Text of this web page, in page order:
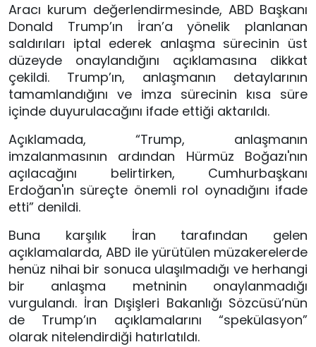
Aracı kurum değerlendirmesinde, ABD Başkanı
Donald Trump’ın İran’a yönelik planlanan
saldırıları iptal ederek anlaşma sürecinin üst
düzeyde onaylandığını açıklamasına dikkat
çekildi. Trump’ın, anlaşmanın detaylarının
tamamlandığını ve imza sürecinin kısa süre
içinde duyurulacağını ifade ettiği aktarıldı.
Açıklamada, “Trump, anlaşmanın
imzalanmasının ardından Hürmüz Boğazı'nın
açılacağını belirtirken, Cumhurbaşkanı
Erdoğan'ın süreçte önemli rol oynadığını ifade
etti” denildi.
Buna karşılık İran tarafından gelen
açıklamalarda, ABD ile yürütülen müzakerelerde
henüz nihai bir sonuca ulaşılmadığı ve herhangi
bir anlaşma metninin onaylanmadığı
vurgulandı. İran Dışişleri Bakanlığı Sözcüsü’nün
de Trump’ın açıklamalarını “spekülasyon”
olarak nitelendirdiği hatırlatıldı.